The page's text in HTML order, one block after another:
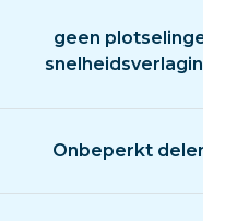
geen plotselinge
snelheidsverlaging
Onbeperkt delen